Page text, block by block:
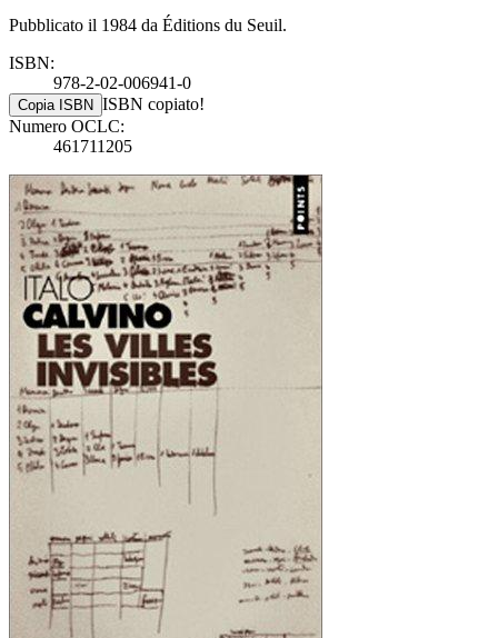
Pubblicato il 1984 da Éditions du Seuil.
ISBN:
978-2-02-006941-0
Copia ISBN ISBN copiato!
Numero OCLC:
461711205